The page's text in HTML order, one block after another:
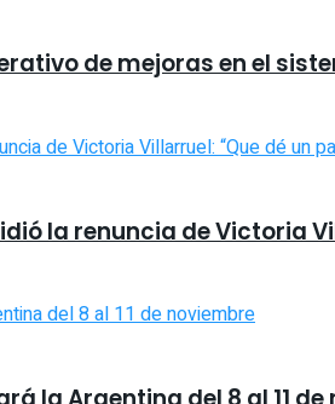
de mejoras en el
la renuncia de Victoria